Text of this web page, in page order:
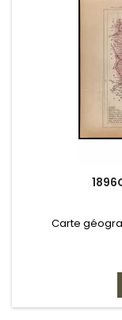
Carte